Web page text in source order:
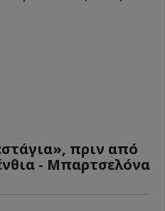
πριν από
- Μπαρτσελόνα